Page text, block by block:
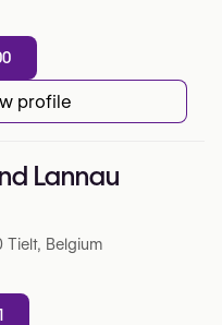
profile
Lannau
Belgium